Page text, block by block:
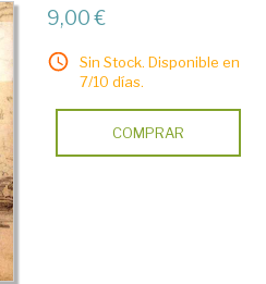
9,00 €
Sin Stock. Disponible en
7/10 días.
COMPRAR